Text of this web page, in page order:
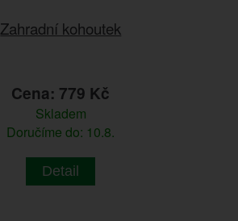
Zahradní kohoutek
Cena: 779 Kč
Skladem
Doručíme do: 10.8.
Detail